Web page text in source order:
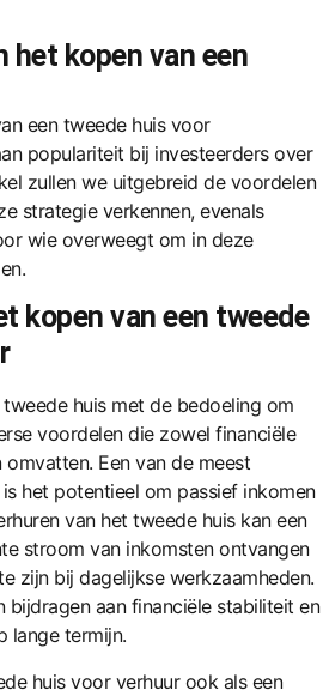
het kopen van een
een tweede huis voor
populariteit bij investeerders over
zullen we uitgebreid de voordelen
strategie verkennen, evenals
wie overweegt om in deze
kopen van een tweede
huis met de bedoeling om
voordelen die zowel financiële
Een van de meest
het potentieel om passief inkomen
van het tweede huis kan een
stroom van inkomsten ontvangen
zijn bij dagelijkse werkzaamheden.
bijdragen aan financiële stabiliteit en
lange termijn.
huis voor verhuur ook als een